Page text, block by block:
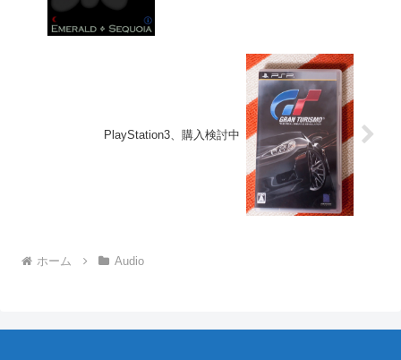
PlayStation3、購入検討中
ホーム Audio